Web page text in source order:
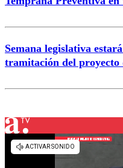
Semana legislativa
tramitación del proyecto